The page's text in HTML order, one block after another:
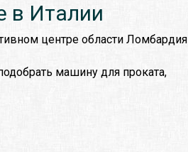
в Италии
центре области Ломбардия
машину для проката,